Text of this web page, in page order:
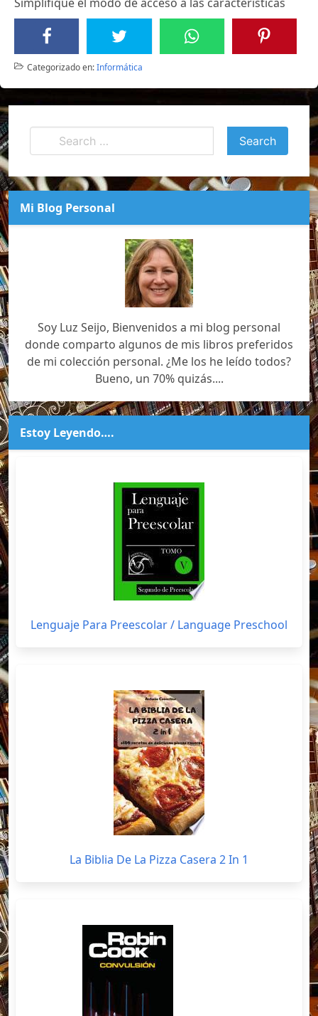
Categorizado en:Informática
Mi Blog Personal
Soy Luz Seijo, Bienvenidos a mi blog personal
donde comparto algunos de mis libros preferidos
de mi colección personal. ¿Me los he leído todos?
Bueno, un 70% quizás....
Estoy Leyendo….
Lenguaje Para Preescolar / Language Preschool
La Biblia De La Pizza Casera 2 In 1